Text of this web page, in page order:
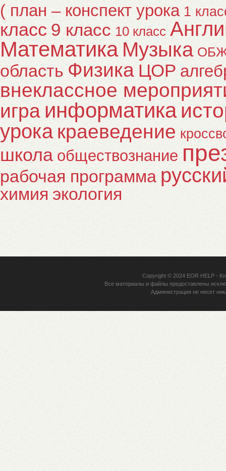
( план – конспект урока 1
класс 9 класс 10 класс
Математика Музыка
область Физика ЦОР
внеклассное
игра информатика
урока краеведение
школа обществознание
рабочая программа
химия экология
Copyright © 2024 EOR HELP-
Все материалы и файлы предоставлены
Администрация не несет